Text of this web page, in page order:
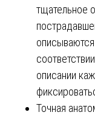
тщательное
описании
Точная